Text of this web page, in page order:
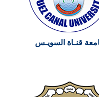
قنـاة السويـس